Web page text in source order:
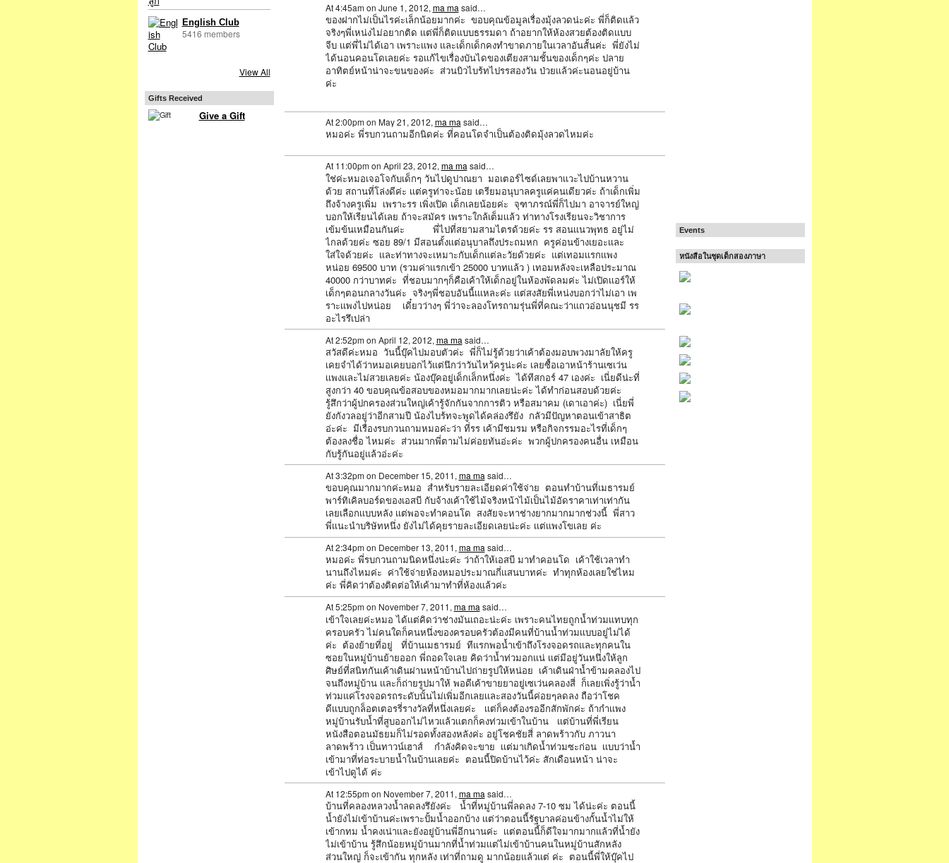
English Club
5416 members
View All
Gifts Received
Give a Gift
At 4:45am on June 1, 2012, ma ma said…
ของฝากไม่เป็นไรค่ะเล็กน้อยมากค่ะ ขอบคุณข้อมูลเรื่องมุ้งลวดน่ะค่ะ พี่ก็ติดเเล้ว
จริงๆพี่เหน่งไม่อยากติด เเต่พี่ก็ติดเเบบธรรมดา ถ้าอยากให้ห้องสวยต้องติดเเบบ
จีบ เเต่พี่ไม่ได้เอา เพราะเเพง เเละเด็กเด็กคงทำขาดภายในเวลาอันสั้นค่ะ พี่ยังไม่
ได้นอนคอนโดเลยค่ะ รอเเก้ไขเรื่องบันไดของเตียงสามชั้นของเด็กๆค่ะ ปลาย
อาทิตย์หน้าน่าจะขนของค่ะ ส่วนบิวไบร้ทไปรรสองวัน ป่วยเเล้วค่ะนอนอยู่บ้าน
ค่ะ
At 2:00pm on May 21, 2012, ma ma said…
หมอค่ะ พี่รบกวนถามอีกนิดค่ะ ที่คอนโดจำเป็นต้องติดมุ้งลวดไหมค่ะ
At 11:00pm on April 23, 2012, ma ma said…
ใช่ค่ะหมอเจอโจกับเด็กๆ วันไปดูปาณยา มอเตอร์ไซด์เลยพาเเวะไปบ้านหวาน
ด้วย สถานที่โล่งดีค่ะ เเต่ครูท่าจะน้อย เตรียมอนุบาลครูเเค่คนเดียวค่ะ ถ้าเด็กเพิ่ม
ถึงจ้างครูเพิ่ม เพราะรร เพิ่งเปิด เด็กเลยน้อยค่ะ จุฑาภรณ์พี่ก็ไปมา อาจารย์ใหญ่
บอกให้เรียนได้เลย ถ้าจะสมัคร เพราะใกล้เต็มเเล้ว ท่าทางโรงเรียนจะวิชาการ
เข้มข้นเหมือนกันค่ะ พี่ไปที่สยามสามไตรด้วยค่ะ รร สอนเเนวพุทธ อยู่ไม่
ไกลด้วยค่ะ ซอย 89/1 มีสอนตั้งเเต่อนุบาลถึงประถมหก ครูค่อนข้างเยอะเเละ
ใส่ใจด้วยค่ะ เเละท่าทางจะเหมาะกับเด็กเเต่ละวัยด้วยค่ะ แต่เทอมเเรกเเพง
หน่อย 69500 บาท (รวมค่าเเรกเข้า 25000 บาทเเล้ว ) เทอมหลังจะเหลือประมาณ
40000 กว่าบาทค่ะ ที่ชอบมากๆก็คือเค้าให้เด็กอยู่ในห้องพัดลมค่ะ ไม่เปิดเเอร์ให้
เด็กๆตอนกลางวันค่ะ จริงๆพี่ชอบอันนี้เเเหละค่ะ เเต่สงสัยพี่เหน่งบอกว่าไม่เอา เพ
ราะเเพงไปหน่อย เดี๋ยวว่างๆ พี่ว่าจะลองโทรถามรุ่นพี่ที่คณะว่าเเถวอ่อนนุชมี รร
อะไรรึเปล่า
At 2:52pm on April 12, 2012, ma ma said…
สวัสดีค่ะหมอ วันนี้บุ๊คไปมอบตัวค่ะ พี่ก็ไม่รู้ด้วยว่าเค้าต้องมอบพวงมาลัยให้ครู
เคยจำได้ว่าหมอเคยบอกไว้เเต่นึกว่าวันไหว้ครูน่ะค่ะ เลยซื้อเอาหน้าร้านเซเว่น
เเพงเเละไม่สวยเลยค่ะ น้องบุ๊คอยู่เด็กเล็กหนึ่งค่ะ ได้ทีสกอร์ 47 เองค่ะ เนี่ยดีน่ะที่
สูงกว่า 40 ขอบคุณข้อสอบของหมอมากมากเลยน่ะค่ะ ได้ทำก่อนสอบด้วยค่ะ
รู้สึกว่าผู้ปกครองส่วนใหญ่เค้ารู้จักกันจากการติว หรือสมาคม (เดาเอาค่ะ) เนี่ยพี่
ยังกังวลอยู่ว่าอีกสามปี น้องไบร้ทจะพูดได้คล่องรึยัง กลัวมีปัญหาตอนเข้าสาธิต
อ่ะค่ะ มีเรื่องรบกวนถามหมอค่ะว่า ที่รร เค้ามีชมรม หรือกิจกรรมอะไรที่เด็กๆ
ต้องลงชื่อ ไหมค่ะ ส่วนมากพี่ตามไม่ค่อยทันอ่ะค่ะ พวกผู้ปกครองคนอื่น เหมือน
กับรู้กันอยู่เเล้วอ่ะค่ะ
At 3:32pm on December 15, 2011, ma ma said…
ขอบคุณมากมากค่ะหมอ สำหรับรายละเอียดค่าใช้จ่าย ตอนทำบ้านที่เมธารมย์
พาร์ทิเคิลบอร์ดของเอสบี กับจ้างเค้าใช้ไม้จริงหน้าไม้เป็นไม้อัดราคาเท่าเท่ากัน
เลยเลือกเเบบหลัง เเต่พอจะทำคอนโด สงสัยจะหาช่างยากมากมากช่วงนี้ พี่สาว
พี่เเนะนำบริษัทหนึ่ง ยังไม่ได้คุยรายละเอียดเลยน่ะค่ะ เเต่เเพงโขเลย ค่ะ
At 2:34pm on December 13, 2011, ma ma said…
หมอค่ะ พี่รบกวนถามนิดหนึ่งน่ะค่ะ ว่าถ้าให้เอสบี มาทำคอนโด เค้าใช้เวลาทำ
นานถึงไหมค่ะ ค่าใช้จ่ายห้องหมอประมาณกี่เเสนบาทค่ะ ทำทุกห้องเลยใช่ไหม
ค่ะ พี่คิดว่าต้องติดต่อให้เค้ามาทำที่ห้องเเล้วค่ะ
At 5:25pm on November 7, 2011, ma ma said…
เข้าใจเลยค่ะหมอ ได้เเต่คิดว่าช่างมันเถอะน่ะค่ะ เพราะคนไทยถูกน้ำท่วมเเทบทุก
ครอบครัว ไม่คนใดก็คนหนึ่งของครอบครัวต้องมีคนที่บ้านน้ำท่วมเเบบอยู่ไม่ได้
ค่ะ ต้องย้ายที่อยู่ ที่บ้านเมธารมย์ ทีเเรกพอน้ำเข้าถึงโรงจอดรถเเละทุกคนใน
ซอยในหมู่บ้านย้ายออก พี่ถอดใจเลย คิดว่าน้ำท่วมอกเเน่ เเต่มีอยู่วันหนึ่งให้ลูก
ศิษย์ที่สนิทกันเค้าเดินผ่านหน้าบ้านไปถ่ายรูปให้หน่อย เค้าเดินฝ่าน้ำข้ามคลองไป
จนถึงหมู่บ้าน เเละก็ถ่ายรูปมาให้ พอดีเค้าขายยาอยู่เซเว่นคลองสี่ ก็เลยเพิ่งรู้ว่าน้ำ
ท่วมเเค่โรงจอดรถระดับนั้นไม่เพิ่มอีกเลยเเละสองวันนี้ค่อยๆลดลง ถือว่าโชค
ดีเเบบถูกล็อตเตอรรี่รางวัลที่หนึ่งเลยค่ะ เเต่ก็คงต้องรออีกสักพักค่ะ ถ้ากำเเพง
หมู่บ้านรับน้ำที่สูบออกไม่ไหวเเล้วเเตกก็คงท่วมเข้าในบ้าน เเต่บ้านที่พี่เรียน
หนังสือตอนมัธยมก็ไม่รอดทั้งสองหลังค่ะ อยู่โชคชัยสี่ ลาดพร้าวกับ ภาวนา
ลาดพร้าว เป็นทาวน์เฮาส์ กำลังคิดจะขาย เเต่มาเกิดน้ำท่วมซะก่อน เเบบว่าน้ำ
เข้ามาที่ท่อระบายน้ำในบ้านเลยค่ะ ตอนนี้ปิดบ้านไว้ค่ะ สักเดือนหน้า น่าจะ
เข้าไปดูได้ ค่ะ
At 12:55pm on November 7, 2011, ma ma said…
บ้านที่คลองหลวงน้ำลดลงรึยังค่ะ น้ำที่หมู่บ้านพี่ลดลง 7-10 ซม ได้น่ะค่ะ ตอนนี้
น้ำยังไม่เข้าบ้านค่ะเพราะปั้มน้ำออกบ้าง เเต่ว่าตอนนี้รัฐบาลค่อนข้างกั้นน้ำไม่ให้
เข้ากทม น้ำคงเน่าเเละยังอยู่บ้านพี่อีกนานค่ะ เเต่ตอนนี้ก็ดีใจมากมากเเล้วที่น้ำยัง
ไม่เข้าบ้าน รู้สึกน้อยหมู่บ้านมากที่น้ำท่วมเเต่ไม่เข้าบ้านคนในหมู่บ้านสักหลัง
ส่วนใหญ่ ก็จะเข้ากัน ทุกหลัง เท่าที่ถามดู มากน้อยเเล้วเเต่ ค่ะ ตอนนี้พี่ให้บุ๊คไป
Events
หนังสือในชุดเด็กสองภาษา